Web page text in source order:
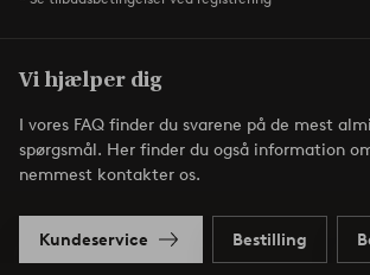
Vi hjælper dig
I vores FAQ finder du svarene på de mest
spørgsmål. Her finder du også information
nemmest kontakter os.
Kundeservice Bestilling